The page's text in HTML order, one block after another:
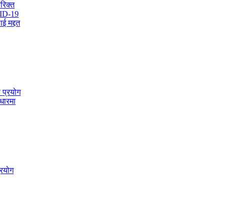
19
मद्दत
प्रयोग